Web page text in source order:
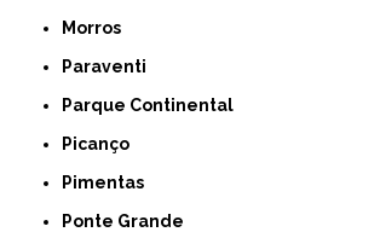
Morros
Paraventi
Parque Continental
Picanço
Pimentas
Ponte Grande